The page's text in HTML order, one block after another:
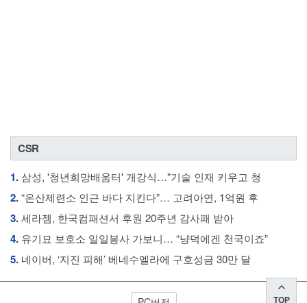
CSR
1.삼성, '청년희망배움터' 개강식…"기술 인재 키우고 청
2.“온산제련소 인근 바다 지킨다”… 고려아연, 1억원 후
3.세라젬, 한국컴패션서 후원 20주년 감사패 받아
4. 유기묘 보호소 일일봉사 가보니… “냥덕에겐 천국이죠”
5. 네이버, ‘지진 피해’ 베네수엘라에 구호성금 30만 달
TOP